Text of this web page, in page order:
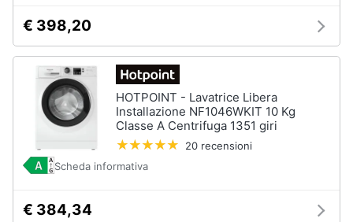
€ 398,20
HOTPOINT - Lavatrice Libera
Installazione NF1046WKIT 10 Kg
Classe A Centrifuga 1351 giri
20 recensioni
Scheda informativa
€ 384,34